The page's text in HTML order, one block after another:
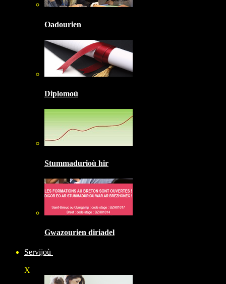
Oadourien
Diplomoù
Stummadurioù hir
Gwazourien diriadel
Servijoù
X